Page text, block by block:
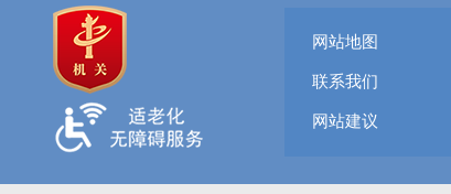
网站地图
联系我们
网站建议